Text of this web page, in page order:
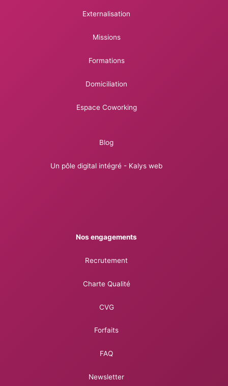
Externalisation
Missions
Formations
Domiciliation
Espace Coworking
Blog
Un pôle digital intégré - Kalys web
Nos engagements
Recrutement
Charte Qualité
CVG
Forfaits
FAQ
Newsletter